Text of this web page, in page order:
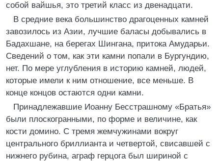
собой вайшья, это третий класс из двенадцати.
В средние века большинство драгоценных камней
завозилось из Азии, лучшие баласы добывались в
Бадахшане, на берегах Шингана, притока Амударьи.
Сведений о том, как эти камни попали в Бургундию,
нет. По мере углубления в историю камней, людей,
которые имели к ним отношение, все меньше. В
конце концов остаются одни камни.
Принадлежавшие Иоанну Бесстрашному «Братья»
были плоскогранными, по форме и величине, как
кости домино. С тремя жемчужинами вокруг
центрального бриллианта и четвертой, свисавшей с
нижнего рубина, аграф герцога был шириной с